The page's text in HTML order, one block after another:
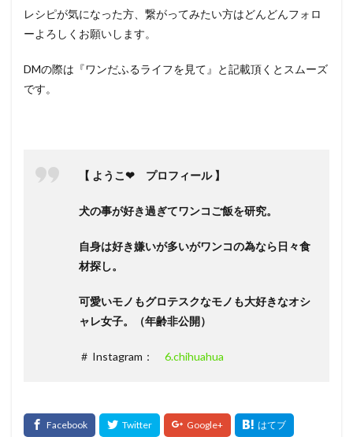
レシピが気になった方、繋がってみたい方はどんどんフォロ
ーよろしくお願いします。
DMの際は『ワンだふるライフを見て』と記載頂くとスムーズ
です。
【 ようこ❤ プロフィール 】
犬の事が好き過ぎてワンコご飯を研究。
自身は好き嫌いが多いがワンコの為なら日々食
材探し。
可愛いモノもグロテスクなモノも大好きなオシ
ャレ女子。（年齢非公開）
＃ Instagram： 6.chihuahua